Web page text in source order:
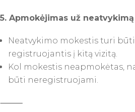
5. Apmokėjimas už neatvykimą
Neatvykimo mokestis turi
registruojantis į kitą vizitą.
Kol mokestis neapmokėtas,
būti neregistruojami.
⸻